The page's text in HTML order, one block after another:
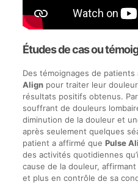
Études de cas ou
Des témoignages de
Alignpour traiter leur
résultats positifs obtenus.
souffrant de douleurs
diminution de la douleur et
après seulement quelques
patient a affirmé que Pulse
des activités quotidiennes
cause de la douleur,
et plus en contrôle de sa